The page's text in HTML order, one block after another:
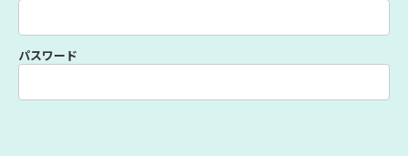
パスワード